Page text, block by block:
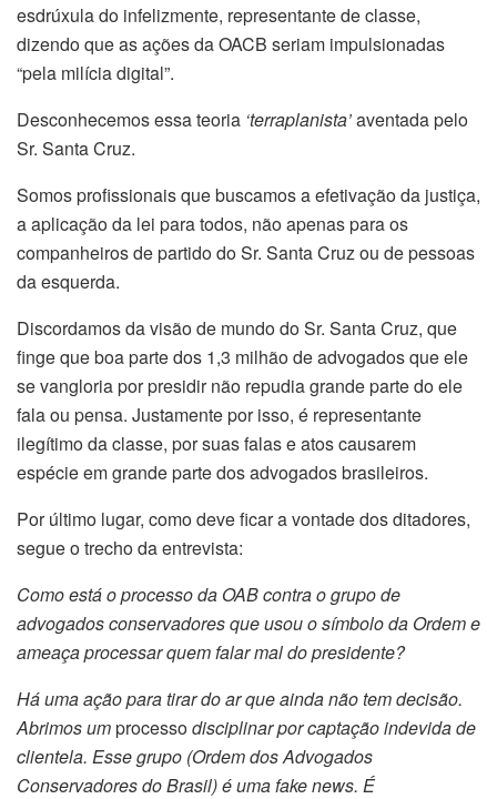
esdrúxula do infelizmente, representante de classe,
dizendo que as ações da OACB seriam impulsionadas
“pela milícia digital”.
Desconhecemos essa teoria ‘terraplanista’aventada pelo
Sr. Santa Cruz.
Somos profissionais que buscamos a efetivação da justiça,
a aplicação da lei para todos, não apenas para os
companheiros de partido do Sr. Santa Cruz ou de pessoas
da esquerda.
Discordamos da visão de mundo do Sr. Santa Cruz, que
finge que boa parte dos 1,3 milhão de advogados que ele
se vangloria por presidir não repudia grande parte do ele
fala ou pensa. Justamente por isso, é representante
ilegítimo da classe, por suas falas e atos causarem
espécie em grande parte dos advogados brasileiros.
Por último lugar, como deve ficar a vontade dos ditadores,
segue o trecho da entrevista:
Como está o processo da OAB contra o grupo de
advogados conservadores que usou o símbolo da Ordem e
ameaça processar quem falar mal do presidente?
Há uma ação para tirar do ar que ainda não tem decisão.
Abrimos umprocessodisciplinar por captação indevida de
clientela. Esse grupo (Ordem dos Advogados
Conservadores do Brasil) é uma fake news. É